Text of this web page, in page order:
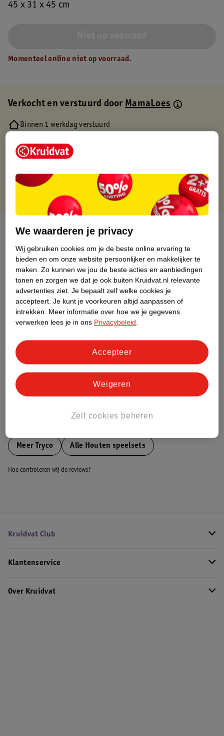
45 x 31 x 45 cm
Momenteel online niet op voorraad.
Verkocht en verstuurd doorMamaLoes
Binnen 1 werkdag verstuurd
Gratis retourneren via verkooppartner.
Gratis punten met je Kruidvat kaart
Over dit product
Productinformatie
Etiketinformatie
Nature Impact Score
Dit product heeft (nog) geen Nature
Bestel & Bezorginformatie
MeerTryco Alle Houten speelsets
Hoe controleren wij de reviews?
Kruidvat Club
Klantenservice
Over Kruidvat
We waarderen je privacy
Wij gebruiken cookies om je de beste online ervaring te
bieden en om onze website persoonlijker en makkelijker te
maken. Zo kunnen we jou de beste acties en aanbiedingen
tonen en zorgen we dat je ook buiten Kruidvat.nl relevante
advertenties ziet. Je bepaalt zelf welke cookies je
accepteert. Je kunt je voorkeuren altijd aanpassen of
intrekken. Meer informatie over hoe we je gegevens
verwerken lees je in ons Privacybeleid.
Zelf cookies beheren
Weigeren
Accepteer